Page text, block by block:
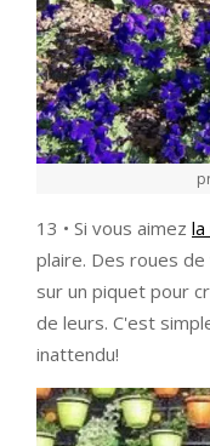
13 • Si vous aimez la
plaire. Des roues
sur un piquet pour
de leurs. C'est
inattendu!